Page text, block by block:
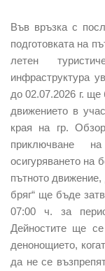
Във връзка с
подготовката на
летен
инфраструктура
до 02.07.2026 г.
движението в
края на гр.
приключване
осигуряването на
пътното
бряг“ ще бъде
07:00 ч. за
Дейностите ще
денонощието,
да не се